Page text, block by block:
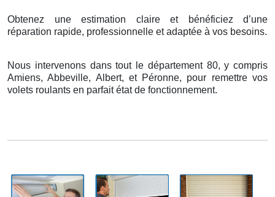
Obtenez une estimation claire et bénéficiez d’une
réparation rapide, professionnelle et adaptée à vos besoins.
Nous intervenons dans tout le département 80, y compris
Amiens, Abbeville, Albert, et Péronne, pour remettre vos
volets roulants en parfait état de fonctionnement.